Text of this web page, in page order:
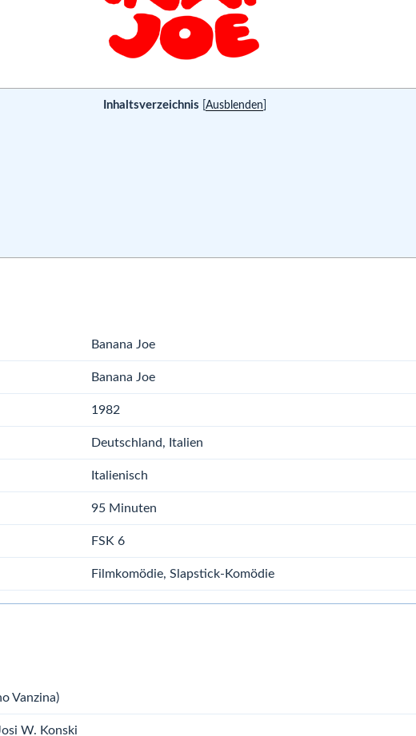
Inhaltsverzeichnis Ausblenden
Banana Joe
Banana Joe
1982
Deutschland, Italien
Italienisch
95 Minuten
FSK 6
Filmkomödie, Slapstick-Komödie
Vanzina)
W. Konski